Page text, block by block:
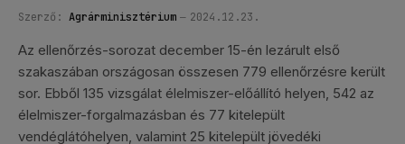
Szerző: Agrárminisztérium 2024.12.23.
Az ellenőrzés-sorozat december 15-én lezárult első
szakaszában országosan összesen 779 ellenőrzésre került
sor. Ebből 135 vizsgálat élelmiszer-előállító helyen, 542 az
élelmiszer-forgalmazásban és 77 kitelepült
vendéglátóhelyen, valamint 25 kitelepült jövedéki